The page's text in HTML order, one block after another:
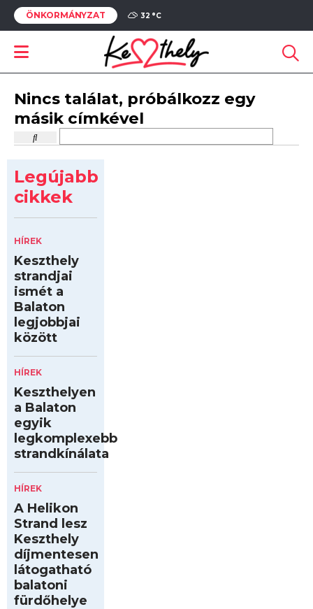
ÖNKORMÁNYZAT 32 °C
Nincs találat, próbálkozz egy
másik címkével
Legújabb
cikkek
HÍREK
Keszthely
strandjai
ismét a
Balaton
legjobbjai
között
HÍREK
Keszthelyen
a Balaton
egyik
legkomplexebb
strandkínálata
HÍREK
A Helikon
Strand lesz
Keszthely
díjmentesen
látogatható
balatoni
fürdőhelye